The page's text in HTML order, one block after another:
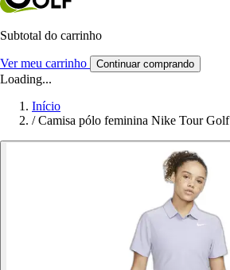
Subtotal do carrinho
Ver meu carrinho Continuar comprando
Loading...
Início
/ Camisa pólo feminina Nike Tour Golf